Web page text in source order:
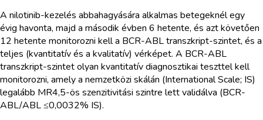
A nilotinib-kezelés abbahagyására alkalmas betegeknél egy
évig havonta, majd a második évben 6 hetente, és azt követően
12 hetente monitorozni kell a BCR-ABL transzkript-szintet, és a
teljes (kvantitatív és a kvalitatív) vérképet. A BCR-ABL
transzkript-szintet olyan kvantitatív diagnosztikai teszttel kell
monitorozni, amely a nemzetközi skálán (International Scale; IS)
legalább MR4,5-ös szenzitivitási szintre lett validálva (BCR-
ABL/ABL ≤0,0032% IS).